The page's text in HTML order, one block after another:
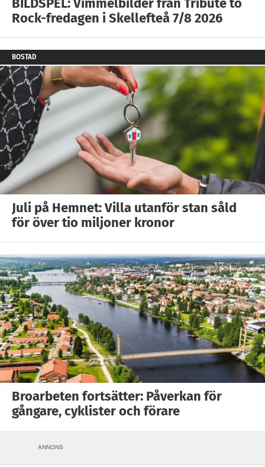
BILDSPEL: Vimmelbilder från Tribute to
Rock-fredagen i Skellefteå 7/8 2026
BOSTAD
Juli på Hemnet: Villa utanför stan såld
för över tio miljoner kronor
Broarbeten fortsätter: Påverkan för
gångare, cyklister och förare
ANNONS